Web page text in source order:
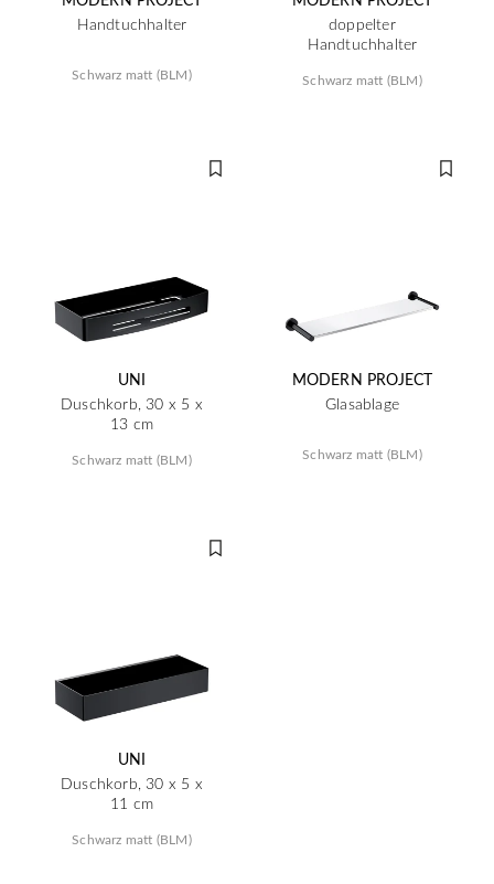
Handtuchhalter
Schwarz matt (BLM)
doppelter
Handtuchhalter
Schwarz matt (BLM)
UNI
Duschkorb, 30 x 5 x
13 cm
Schwarz matt (BLM)
MODERN PROJECT
Glasablage
Schwarz matt (BLM)
UNI
Duschkorb, 30 x 5 x
11 cm
Schwarz matt (BLM)